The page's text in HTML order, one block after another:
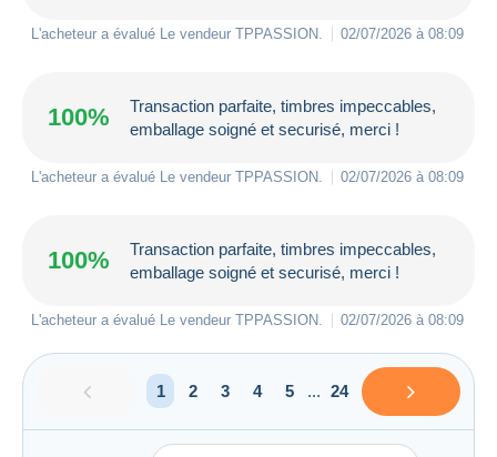
L'acheteur a évalué Le vendeur TPPASSION 02/07/2026 à 08:09
100%
Transaction parfaite, timbres impeccables,
emballage soigné et securisé, merci !
L'acheteur a évalué Le vendeur TPPASSION 02/07/2026 à 08:09
100%
Transaction parfaite, timbres impeccables,
emballage soigné et securisé, merci !
L'acheteur a évalué Le vendeur TPPASSION 02/07/2026 à 08:09
1 2 3 4 5 ... 24